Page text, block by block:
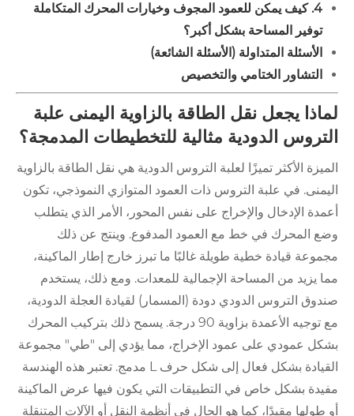
4. كيف يمكن للعمود المجوف وخيارات المحرك المتكاملة
توفير المساحة بشكل أكبر؟
الأسئلة المتداولة (الأسئلة الشائعة)
التشاور الختامي والتخصيص
لماذا يجعل نقل الطاقة بالزاوية اليمنى علبة
التروس الدودية مثالية للتخطيطات المدمجة؟
الميزة الأكثر تميزًا لعلبة التروس الدودية هي نقل الطاقة بالزاوية
اليمنى. في علبة التروس ذات العمود المتوازي النموذجي، تكون
أعمدة الإدخال والإخراج على نفس المحور، الأمر الذي يتطلب
وضع المحرك في خط مع العمود المدفوع. وينتج عن ذلك
مجموعة قيادة خطية طويلة غالبًا ما تبرز خارج إطار الماكينة،
مما يزيد من المساحة الإجمالية للمعدات. ومع ذلك، يستخدم
صندوق التروس الدودي دودة (المسمار) لقيادة العجلة الدودية،
مع توجيه الأعمدة بزاوية 90 درجة. يسمح ذلك بتركيب المحرك
بشكل عمودي على عمود الإخراج، مما يؤدي إلى "طي" مجموعة
القيادة بشكل فعال إلى شكل حرف L مدمج. تعتبر هذه الهندسة
مفيدة بشكل خاص في التطبيقات التي يكون فيها عرض الماكينة
أو طولها مقيدًا، كما هو الحال في أنظمة النقل أو الآلات المتنقلة